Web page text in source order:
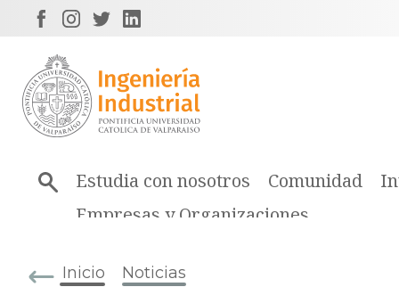
Estudia con nosotros Comunidad
Empresas y Organizaciones
Inicio Noticias